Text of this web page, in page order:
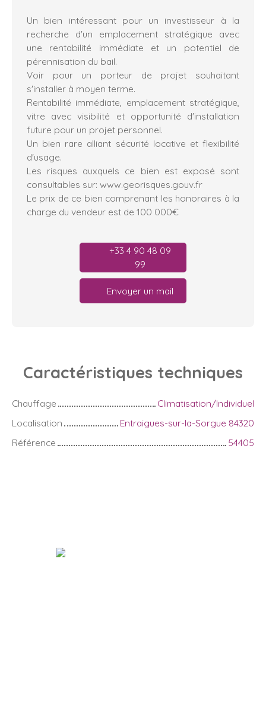
Un bien intéressant pour un investisseur à la
recherche d'un emplacement stratégique avec
une rentabilité immédiate et un potentiel de
pérennisation du bail.
Voir pour un porteur de projet souhaitant
s'installer à moyen terme.
Rentabilité immédiate, emplacement stratégique,
vitre avec visibilité et opportunité d'installation
future pour un projet personnel.
Un bien rare alliant sécurité locative et flexibilité
d'usage.
Les risques auxquels ce bien est exposé sont
consultables sur: www.georisques.gouv.fr
Le prix de ce bien comprenant les honoraires à la
charge du vendeur est de 100 000€
+33 4 90 48 09
99
Envoyer un mail
Caractéristiques techniques
Chauffage
Climatisation/Individuel
Localisation
Entraigues-sur-la-Sorgue 84320
Référence
54405